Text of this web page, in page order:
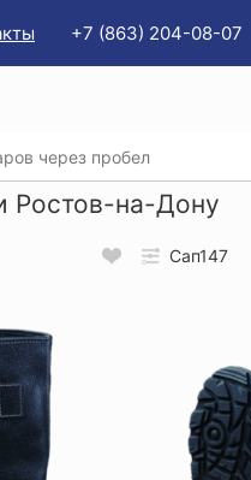
+7 (863) 204-08-07
Ростов-на-Дону
Сап147